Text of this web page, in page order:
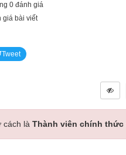
0 đánh giá
giá bài viết
Tweet
cách là Thành viên chính thức